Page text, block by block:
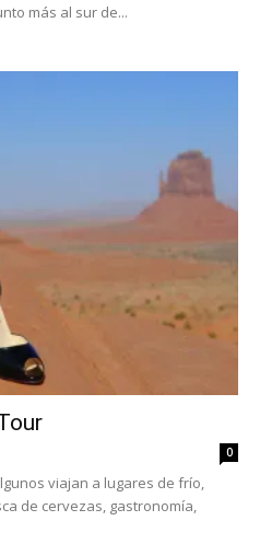
más al sur de...
0
viajan a lugares de frío,
de cervezas, gastronomía,